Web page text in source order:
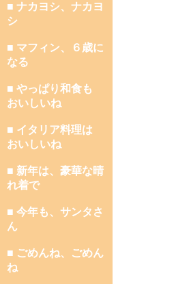
■ ナカヨシ、ナカヨ
シ
■ マフィン、６歳に
なる
■ やっぱり和食も
おいしいね
■ イタリア料理は
おいしいね
■ 新年は、豪華な晴
れ着で
■ 今年も、サンタさ
ん
■ ごめんね、ごめん
ね